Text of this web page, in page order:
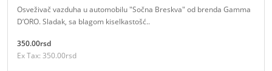
Osveživač vazduha u automobilu "Sočna Breskva" od brenda Gamma
D’ORO. Sladak, sa blagom kiselkastošć..
350.00rsd
Ex Tax: 350.00rsd